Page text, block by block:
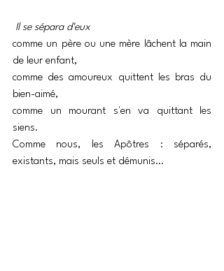
Il se sépara d'eux
comme un père ou une mère lâchent la main
de leur enfant,
comme des amoureux quittent les bras du
bien-aimé,
comme un mourant s'en va quittant les
siens.
Comme nous, les Apôtres : séparés,
existants, mais seuls et démunis…